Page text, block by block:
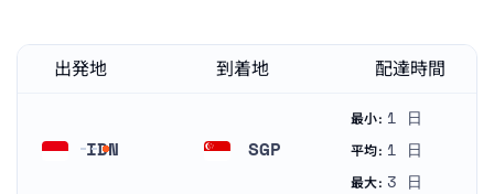
出発地 到着地 配達時間
IDN SGP
最小: 1 日
平均: 1 日
最大: 3 日